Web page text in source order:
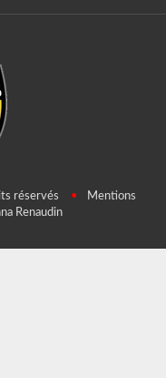
réservés •
Mentions
Renaudin